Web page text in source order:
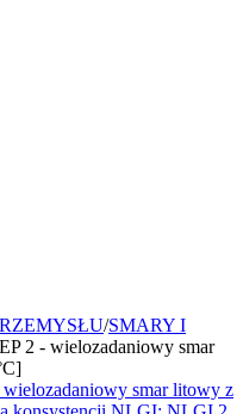
/SMARY I
2 - wielozadaniowy smar